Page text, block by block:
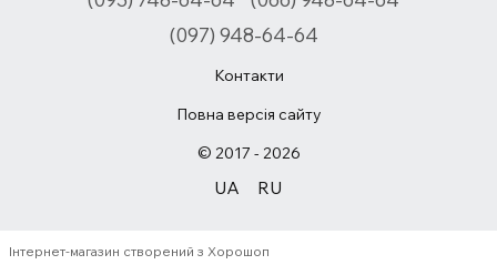
(097) 948-64-64
Контакти
Повна версія сайту
© 2017 - 2026
UA RU
Інтернет-магазин створений з Хорошоп